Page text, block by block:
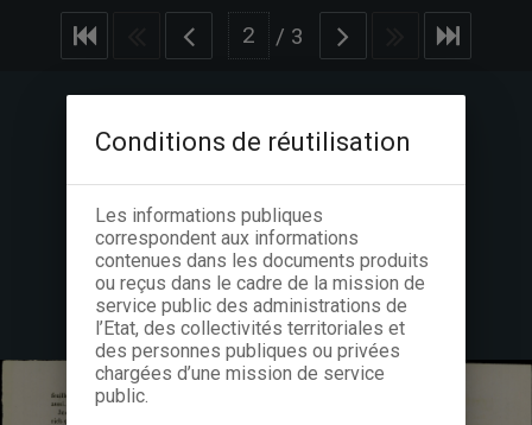
/ 3
Conditions de réutilisation
Les informations publiques
correspondent aux informations
contenues dans les documents produits
ou reçus dans le cadre de la mission de
service public des administrations de
l’Etat, des collectivités territoriales et
des personnes publiques ou privées
chargées d’une mission de service
public.